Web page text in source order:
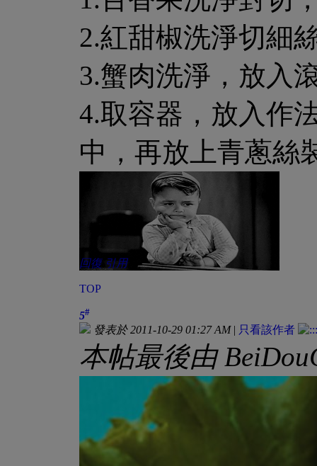
2.紅甜椒洗淨切細
3.蟹肉洗淨，放入
4.取容器，放入作
中，再放上青蔥絲
回復 引用
TOP
5#
發表於 2011-10-29 01:27 AM| 只看該作者
本帖最後由